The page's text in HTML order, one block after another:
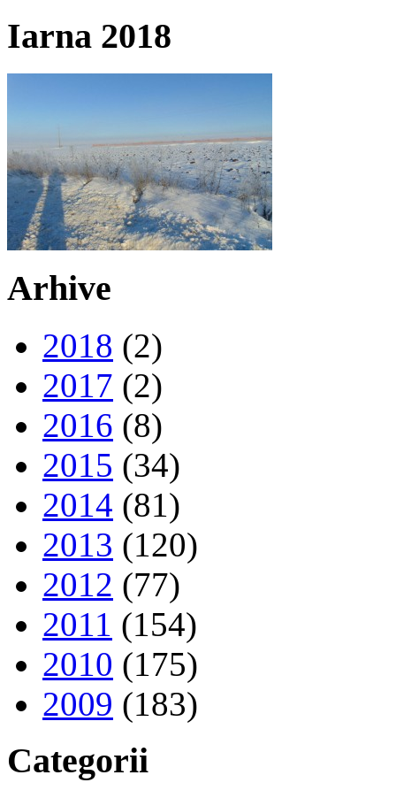
Iarna 2018
Arhive
2018 (2)
2017 (2)
2016 (8)
2015 (34)
2014 (81)
2013 (120)
2012 (77)
2011 (154)
2010 (175)
2009 (183)
Categorii